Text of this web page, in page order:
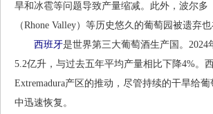
旱和冰雹等问题导致产量缩减。此外，波尔多
（Rhone Valley）等历史悠久的葡萄园被遗弃
西班牙是世界第三大葡萄酒生产国。2024
5.2亿升，与过去五年平均产量相比下降4%。
Extremadura产区的推动，尽管持续的干旱给
中迅速恢复。